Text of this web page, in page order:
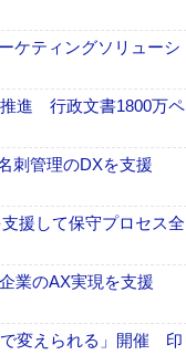
ケティングソリューシ
進 行政文書1800万ペ
刺管理のDXを支援
援して保守プロセス全
業のAX実現を支援
で変えられる」開催 印